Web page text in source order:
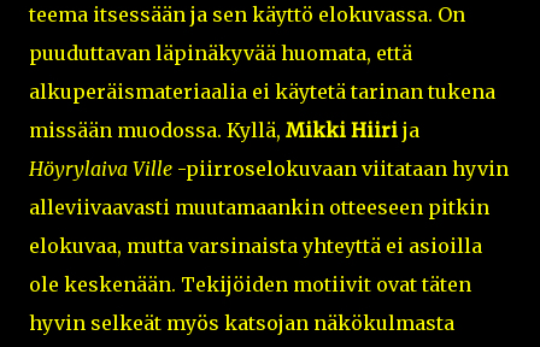
teema itsessään ja sen käyttö elokuvassa. On
puuduttavan läpinäkyvää huomata, että
alkuperäismateriaalia ei käytetä tarinan tukena
missään muodossa. Kyllä, Mikki Hiiri ja
Höyrylaiva Ville -piirroselokuvaan viitataan hyvin
alleviivaavasti muutamaankin otteeseen pitkin
elokuvaa, mutta varsinaista yhteyttä ei asioilla
ole keskenään. Tekijöiden motiivit ovat täten
hyvin selkeät myös katsojan näkökulmasta